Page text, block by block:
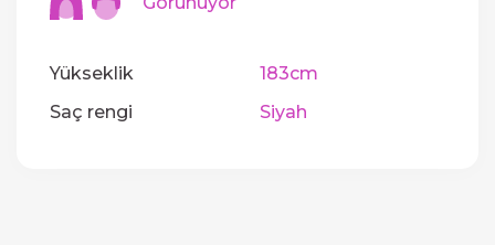
Yükseklik
183cm
Saç rengi
Siyah